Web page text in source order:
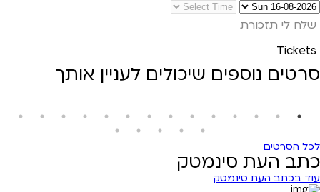
שלח לי תזכורת
Tickets
סרטים נוספים שיכולים לעניין אותך
לכל הסרטים
כתב העת סינמטק
עוד בכתב העת סינמטק